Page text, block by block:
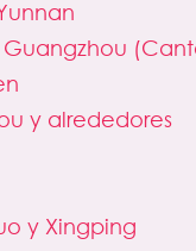
y alrededores
y Xingping